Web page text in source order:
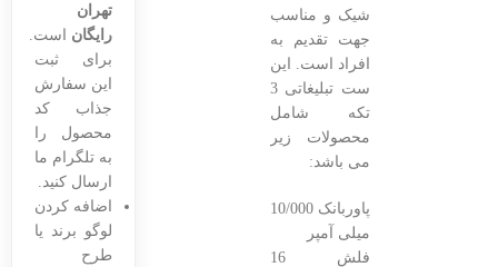
شیک و مناسب
جهت تقدیم به
افراد است. این
ست تبلیغاتی 3
تکه شامل
محصولات زیر
می باشد:
پاوربانک 10/000
میلی آمپر
فلش 16
تهران
رایگان است.
برای ثبت
این سفارش
جذاب کد
محصول را
به تلگرام ما
ارسال کنید.
اضافه کردن
لوگو برند یا
طرح